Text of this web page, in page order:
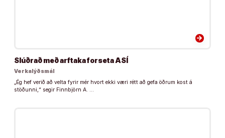
arrow_forward
Slúðrað með arftaka forseta ASÍ
Verkalýðsmál
„Ég hef verið að velta fyrir mér hvort ekki væri rétt að gefa öðrum kost á
stöðunni,“ segir Finnbjörn A. …